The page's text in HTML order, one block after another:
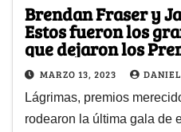
Brendan Fraser y
Estos fueron los
que dejaron los
MARZO 13, 2023
Lágrimas, premios
rodearon la última gala de